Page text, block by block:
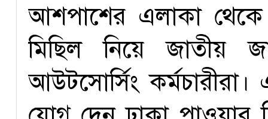
আশপাশের এলাকা থেকে
মিছিল নিয়ে জাতীয়
আউটসোর্সিং